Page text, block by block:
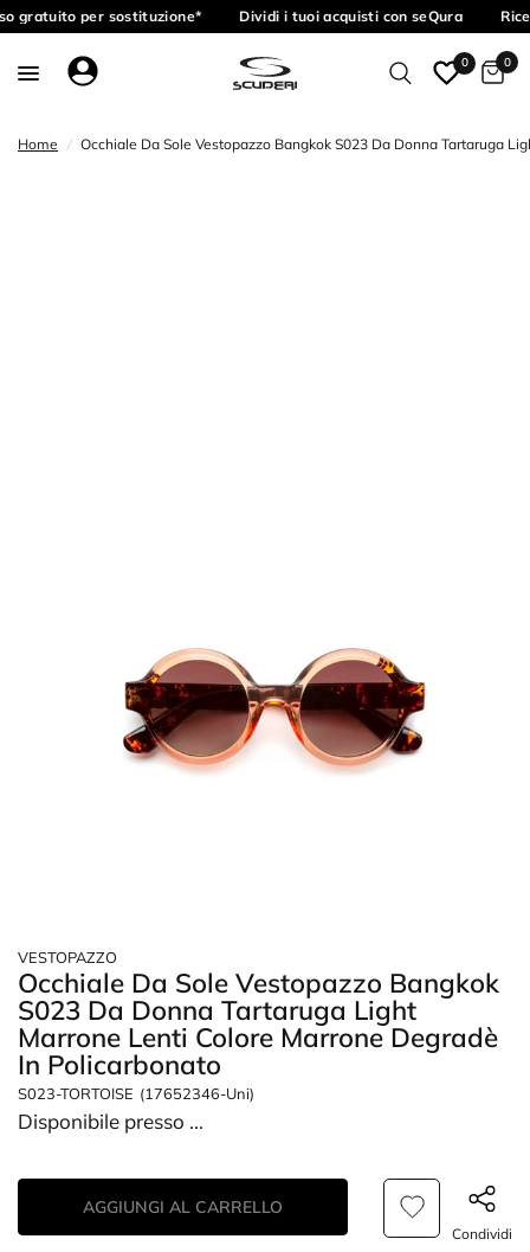
gratuito per sostituzione* Dividi i tuoi acquisti con seQura
0 0
Home / Occhiale Da Sole Vestopazzo Bangkok S023 Da Donna Tartaruga
VESTOPAZZO
Occhiale Da Sole Vestopazzo Bangkok
S023 Da Donna Tartaruga Light
Marrone Lenti Colore Marrone Degradè
In Policarbonato
S023-TORTOISE (17652346-Uni)
Disponibile presso ...
AGGIUNGI AL CARRELLO
Condividi